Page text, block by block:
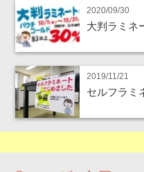
2020/09/30
大判ラミネ
2019/11/21
セルフラミ